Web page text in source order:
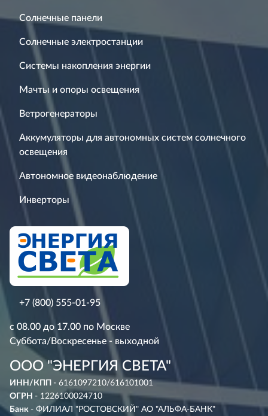
Солнечные панели
Солнечные электростанции
Системы накопления энергии
Мачты и опоры освещения
Ветрогенераторы
Аккумуляторы для автономных систем солнечного
освещения
Автономное видеонаблюдение
Инверторы
+7 (800) 555-01-95
с 08.00 до 17.00 по Москве
Суббота/Воскресенье - выходной
ООО "ЭНЕРГИЯ СВЕТА"
ИНН/КПП - 6161097210/616101001
ОГРН - 1226100024710
Банк - ФИЛИАЛ "РОСТОВСКИЙ" АО "АЛЬФА-БАНК"